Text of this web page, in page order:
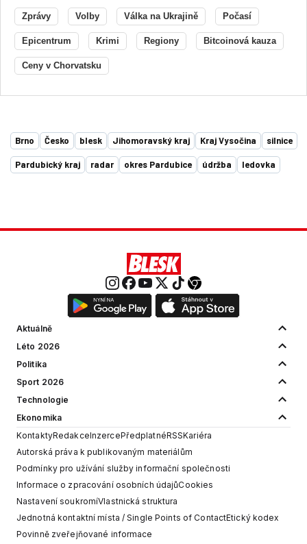
Zprávy Volby Válka na Ukrajině Počasí
Epicentrum Krimi Regiony Bitcoinová kauza
Ceny v Chorvatsku
Brno Česko blesk Jihomoravský kraj Kraj Vysočina silnice
Pardubický kraj radar okres Pardubice údržba ledovka
Aktuálně
Léto 2026
Politika
Sport 2026
Technologie
Ekonomika
KontaktyRedakceInzercePředplatnéRSSKariéra
Autorská práva k publikovaným materiálům
Podmínky pro užívání služby informační společnosti
Informace o zpracování osobních údajůCookies
Nastavení soukromíVlastnická struktura
Jednotná kontaktní místa / Single Points of ContactEtický kodex
Povinně zveřejňované informace